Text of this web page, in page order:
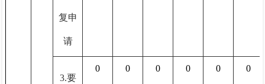
复申
请
3.要
0 0 0 0 0 0